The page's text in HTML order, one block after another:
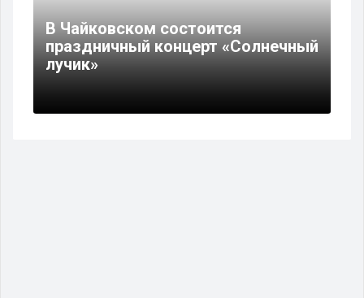
В Чайковском состоится
праздничный концерт «Солнечный
лучик»